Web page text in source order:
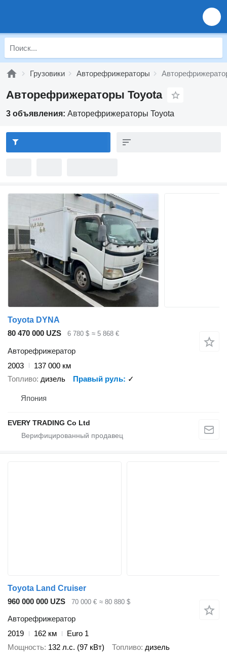
Грузовики Авторефрижераторы
Авторефрижераторы Toyota
3 объявления: Авторефрижераторы Toyota
Toyota DYNA
80 470 000 UZS
6 780 $ ≈ 5 868 €
Авторефрижератор
2003
137 000 км
Топливо дизель Правый руль ✓
Япония
EVERY TRADING Co Ltd
Toyota Land Cruiser
960 000 000 UZS
70 000 € ≈ 80 880 $
Авторефрижератор
2019
162 км
Euro 1
Мощность 132 л.с. (97 кВт) Топливо дизель